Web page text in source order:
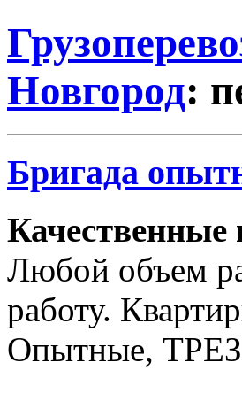
Новгород:
Бригада
Качественные
Любой объем
работу.
Опытные,